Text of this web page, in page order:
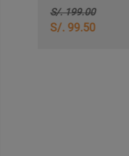
S/. 199.00
S/. 99.50